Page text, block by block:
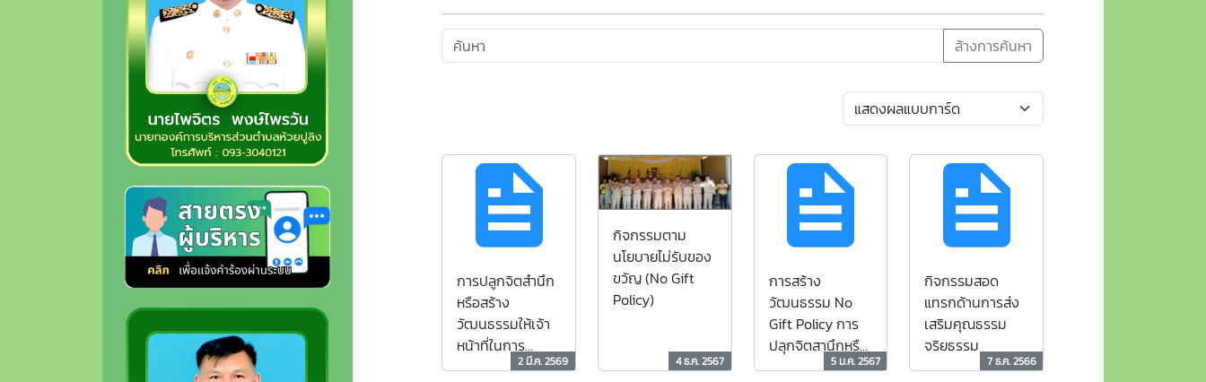
ล้างการค้นหา
การปลูกจิตสำนึก
หรือสร้าง
วัฒนธรรมให้เจ้า
หน้าที่ในการ
ปฏิเสธการรับของ
2 มี.ค. 2569
กิจกรรมตาม
นโยบายไม่รับของ
ขวัญ (No Gift
Policy)
4 ธ.ค. 2567
การสร้าง
วัฒนธรรม No
Gift Policy การ
ปลุกจิตสานึกหรือ
สร้างวัฒนธรรม
5 ม.ค. 2567
กิจกรรมสอด
แทรกด้านการส่ง
เสริมคุณธรรม
จริยธรรม
7 ธ.ค. 2566